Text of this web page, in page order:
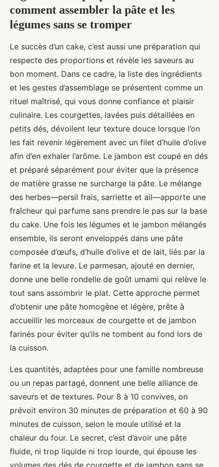
comment assembler la pâte et les
légumes sans se tromper
Le succès d’un cake, c’est aussi une préparation qui
respecte des proportions et révèle les saveurs au
bon moment. Dans ce cadre, la liste des ingrédients
et les gestes d’assemblage se présentent comme un
rituel maîtrisé, qui vous donne confiance et plaisir
culinaire. Les courgettes, lavées puis détaillées en
petits dés, dévoilent leur texture douce lorsque l’on
les fait revenir légèrement avec un filet d’huile d’olive
afin d’en exhaler l’arôme. Le jambon est coupé en dés
et préparé séparément pour éviter que la présence
de matière grasse ne surcharge la pâte. Le mélange
des herbes—persil frais, sarriette et ail—apporte une
fraîcheur qui parfume sans prendre le pas sur la base
du cake. Une fois les légumes et le jambon mélangés
ensemble, ils seront enveloppés dans une pâte
composée d’œufs, d’huile d’olive et de lait, liés par la
farine et la levure. Le parmesan, ajouté en dernier,
donne une belle rondelle de goût umami qui relève le
tout sans assombrir le plat. Cette approche permet
d’obtenir une pâte homogène et légère, prête à
accueillir les morceaux de courgette et de jambon
farinés pour éviter qu’ils ne tombent au fond lors de
la cuisson.
Les quantités, adaptées pour une famille nombreuse
ou un repas partagé, donnent une belle alliance de
saveurs et de textures. Pour 8 à 10 convives, on
prévoit environ 30 minutes de préparation et 60 à 90
minutes de cuisson, selon le moule utilisé et la
chaleur du four. Le secret, c’est d’avoir une pâte
fluide, ni trop liquide ni trop lourde, qui épouse les